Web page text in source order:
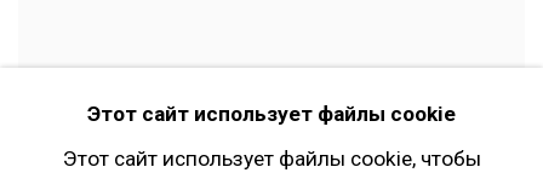
Этот сайт использует файлы cookie
Этот сайт использует файлы cookie, чтобы